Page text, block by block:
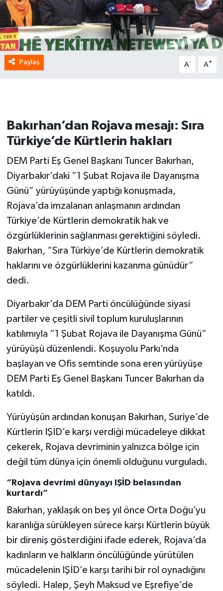
Paylaş A- A+
Bakırhan’dan Rojava mesajı: Sıra
Türkiye’de Kürtlerin hakları
DEM Parti Eş Genel Başkanı Tuncer Bakırhan,
Diyarbakır’daki “1 Şubat Rojava ile Dayanışma
Günü” yürüyüşünde yaptığı konuşmada,
Rojava’da imzalanan anlaşmanın ardından
Türkiye’de Kürtlerin demokratik hak ve
özgürlüklerinin sağlanması gerektiğini söyledi.
Bakırhan, “Sıra Türkiye’de Kürtlerin demokratik
haklarını ve özgürlüklerini kazanma günüdür”
dedi.
Diyarbakır’da DEM Parti öncülüğünde siyasi
partiler ve çeşitli sivil toplum kuruluşlarının
katılımıyla “1 Şubat Rojava ile Dayanışma Günü”
yürüyüşü düzenlendi. Koşuyolu Parkı’nda
başlayan ve Ofis semtinde sona eren yürüyüşe
DEM Parti Eş Genel Başkanı Tuncer Bakırhan da
katıldı.
Yürüyüşün ardından konuşan Bakırhan, Suriye’de
Kürtlerin IŞİD’e karşı verdiği mücadeleye dikkat
çekerek, Rojava devriminin yalnızca bölge için
değil tüm dünya için önemli olduğunu vurguladı.
“Rojava devrimi dünyayı IŞİD belasından
kurtardı”
Bakırhan, yaklaşık on beş yıl önce Orta Doğu’yu
karanlığa sürükleyen sürece karşı Kürtlerin büyük
bir direniş gösterdiğini ifade ederek, Rojava’da
kadınların ve halkların öncülüğünde yürütülen
mücadelenin IŞİD’e karşı tarihi bir rol oynadığını
söyledi. Halep, Şeyh Maksud ve Eşrefiye’de